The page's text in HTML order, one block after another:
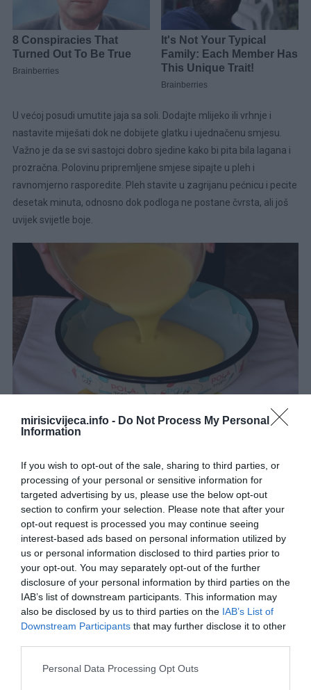
mirisicvijeca.info - Do Not Process My Personal
Information
If you wish to opt-out of the sale, sharing to third parties, or
processing of your personal or sensitive information for
targeted advertising by us, please use the below opt-out
section to confirm your selection. Please note that after your
opt-out request is processed you may continue seeing
interest-based ads based on personal information utilized by
us or personal information disclosed to third parties prior to
your opt-out. You may separately opt-out of the further
disclosure of your personal information by third parties on the
IAB’s list of downstream participants. This information may
also be disclosed by us to third parties on the IAB’s List of
Downstream Participants that may further disclose it to other
Please note that this website/app uses one or more Google
Personal Data Processing Opt Outs
U većoj posudi umutite jaja sa soli. Dodajte mlijeko ili vrhnje i
nastavite miješati dok ne dobijete glatku i ujednačenu smjesu.
Važno je da se svi sastojci dobro sjedine kako bi pita bila lagana i
prozračna. Polovinu pripremljene smjese sipajte u pleh i
ravnomjerno rasporedite. Pleh stavite u zagrijanu pećnicu i pecite
desetak minuta, odnosno dok podloga ne postane čvrsta, ali još
uvijek svijetle boje.
Dok se prvi sloj peče, pripremite sir. Naribajte ga ili usitnite,
zavisno od vrste koju koristite. Izvadite pleh iz pećnice i preko
pećnicu na jednu do dvije minute kako bi sir omekšao i počeo se
topiti.
Nakon toga preko sira pažljivo prelijte preostalu smjesu od jaja.
Vodite računa da se ravnomjerno rasporedi po cijeloj površini. Po
vrhu pospite sezamom, biberom i začinskim biljem ako ih
koristite.
Pitu vratite u pećnicu i nastavite peći još oko 20 minuta, odnosno
dok ne dobije lijepu zlatnu boju. Rubovi bi trebali biti lagano
PosluživanjeNakon pečenja ostavite pitu desetak minuta da se